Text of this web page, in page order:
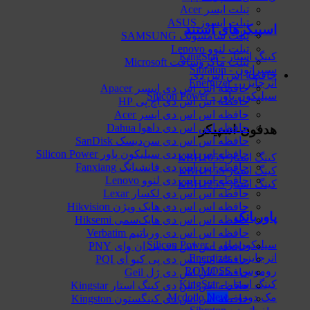
اسپیکرهای استند
کینگ استار - KingStar
سیبراتون - Sibraton
انرجایزر - Energizer
سیلیکون پاور - Silicon Power
هدفون-اسپیکر
کینگ استار KBH105S
کینگ استار KBH115S
کینگ استار KBH125S
پاوربانک
سیلیکون پاور - Silicon Power
انرجایزر - Energizer
روموس - ROMOSS
کینگ استار - KingStar
مک دودو - Mcdodo
تبلت ایسر Acer
تبلت ایسوز ASUS
تبلت سامسونگ SAMSUNG
تبلت لنوو Lenovo
تبلت ماکروسافت Microsoft
حافظه اس اس دی
حافظه اس اس دی اپیسر Apacer
حافظه اس اس دی اچ پی HP
حافظه اس اس دی ایسر Acer
حافظه اس اس دی داهوا Dahua
حافظه اس اس دی سن‌دیسک SanDisk
حافظه اس اس دی سیلیکون پاور Silicon Power
حافظه اس اس دی فانشیانگ Fanxiang
حافظه اس اس دی لنوو Lenovo
حافظه اس اس دی لکسار Lexar
حافظه اس اس دی هایک‌ ویژن Hikvision
حافظه اس اس دی هایک‌سمی Hiksemi
حافظه اس اس دی ورباتیم Verbatim
حافظه اس اس دی پی ان وای PNY
حافظه اس اس دی پی کیو آی PQI
حافظه اس اس دی ژل Geil
حافظه اس اس دی کینگ استار Kingstar
حافظه اس اس دی کینگستون Kingston